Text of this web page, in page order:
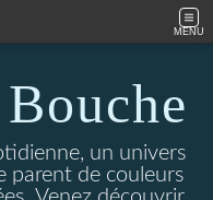
MENU
un univers
parent de couleurs